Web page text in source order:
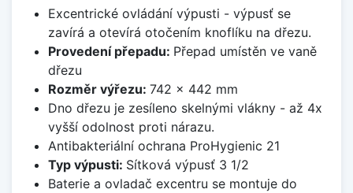
Excentrické ovládání výpusti - výpusť se
zavírá a otevírá otočením knoflíku na dřezu.
Provedení přepadu: Přepad umístěn ve vaně
dřezu
Rozměr výřezu: 742 x 442 mm
Dno dřezu je zesíleno skelnými vlákny - až 4x
vyšší odolnost proti nárazu.
Antibakteriální ochrana ProHygienic 21
Typ výpusti: Sítková výpusť 3 1/2
Baterie a ovladač excentru se montuje do